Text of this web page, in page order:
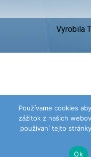
Vyrobila
Používame cookies
zážitok z našich
používaní tejto
Ok